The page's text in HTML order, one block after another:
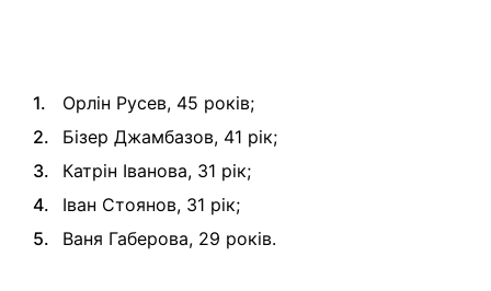
Орлін Русев, 45 років;
Бізер Джамбазов, 41 рік;
Катрін Іванова, 31 рік;
Іван Стоянов, 31 рік;
Ваня Габерова, 29 років.